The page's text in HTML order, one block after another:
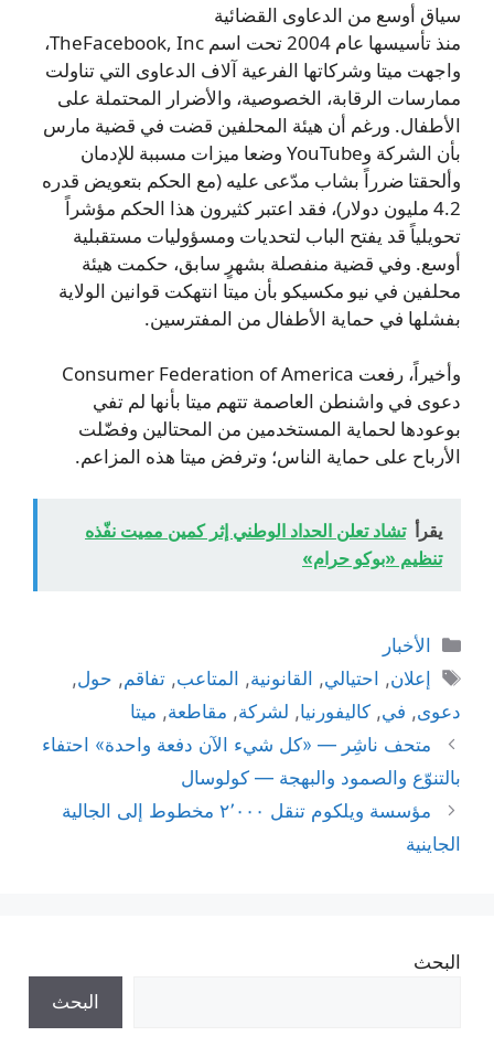
سياق أوسع من الدعاوى القضائية
منذ تأسيسها عام 2004 تحت اسم TheFacebook, Inc،
واجهت ميتا وشركاتها الفرعية آلاف الدعاوى التي تناولت
ممارسات الرقابة، الخصوصية، والأضرار المحتملة على
الأطفال. ورغم أن هيئة المحلفين قضت في قضية مارس
بأن الشركة وYouTube وضعا ميزات مسببة للإدمان
وألحقتا ضرراً بشاب مدّعى عليه (مع الحكم بتعويض قدره
4.2 مليون دولار)، فقد اعتبر كثيرون هذا الحكم مؤشراً
تحويلياً قد يفتح الباب لتحديات ومسؤوليات مستقبلية
أوسع. وفي قضية منفصلة بشهرٍ سابق، حكمت هيئة
محلفين في نيو مكسيكو بأن ميتا انتهكت قوانين الولاية
بفشلها في حماية الأطفال من المفترسين.
وأخيراً، رفعت Consumer Federation of America
دعوى في واشنطن العاصمة تتهم ميتا بأنها لم تفي
بوعودها لحماية المستخدمين من المحتالين وفضّلت
الأرباح على حماية الناس؛ وترفض ميتا هذه المزاعم.
يقرأ تشاد تعلن الحداد الوطني إثر كمين مميت نفّذه
تنظيم «بوكو حرام»
التصنيفات
الأخبار
الوسوم
إعلان, احتيالي, القانونية, المتاعب,تفاقم, حول,
دعوى, في, كاليفورنيا, لشركة, مقاطعة, ميتا
متحف ناشِر — «كل شيء الآن دفعة واحدة» احتفاء
بالتنوّع والصمود والبهجة — كولوسال
مؤسسة ويلكوم تنقل ٢٬٠٠٠ مخطوط إلى الجالية
الجاينية
البحث
البحث